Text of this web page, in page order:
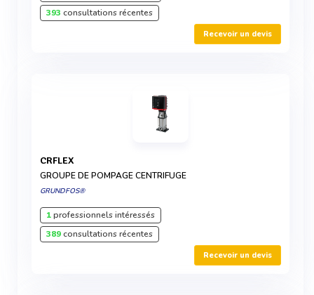
393 consultations récentes
Recevoir un devis
CRFLEX
GROUPE DE POMPAGE CENTRIFUGE
GRUNDFOS®
1professionnels intéressés
389consultations récentes
Recevoir un devis